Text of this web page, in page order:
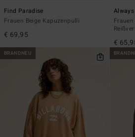
Find Paradise
Frauen Beige Kapuzenpulli
€ 69,95
€
BRANDNEU